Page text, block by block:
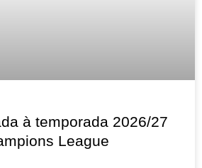
à temporada 2026/27
League